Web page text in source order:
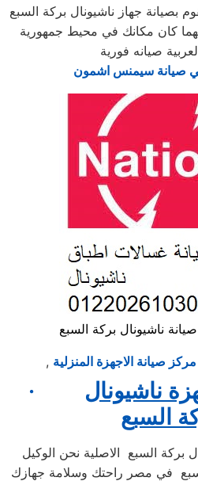
بصيانة جهاز ناشيونال بركة السبع
كان مكانك في محيط جمهورية
صيانة سيمنس اشمون
صيانة ناشيونال بركة السبع
, صيانة الاجهزة المنزلية
· ناشيونال
السبع
بركة السبع الاصلية نحن الوكيل
في مصر راحتك وسلامة جهازك